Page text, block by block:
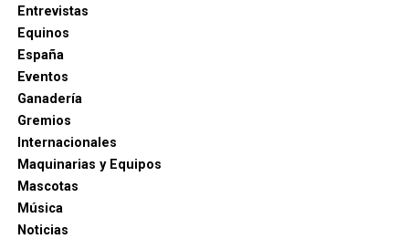
Entrevistas
Equinos
España
Eventos
Ganadería
Gremios
Internacionales
Maquinarias y Equipos
Mascotas
Música
Noticias